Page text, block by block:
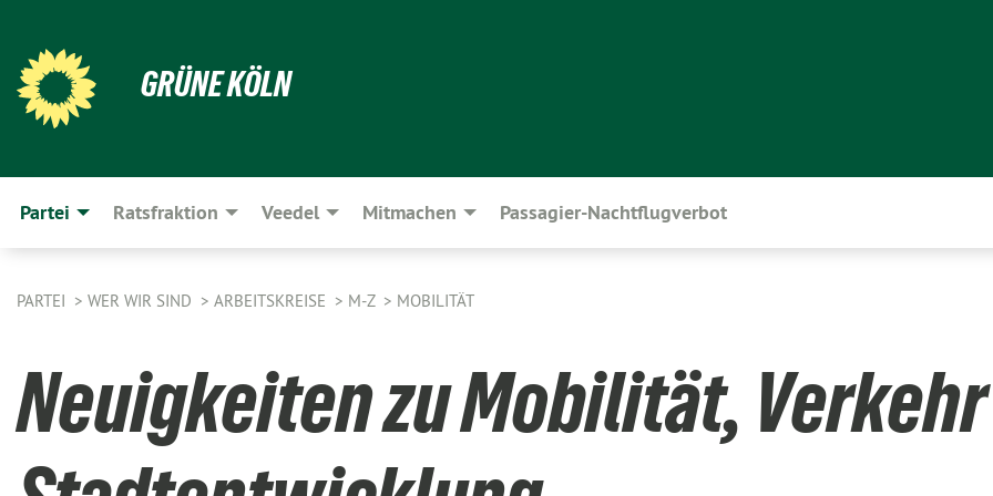
GRÜNE KÖLN
Partei Ratsfraktion Veedel Mitmachen Passagier-Nachtflugverbot
PARTEI WER WIR SIND ARBEITSKREISE M-Z MOBILITÄT
Neuigkeiten zu Mobilität,